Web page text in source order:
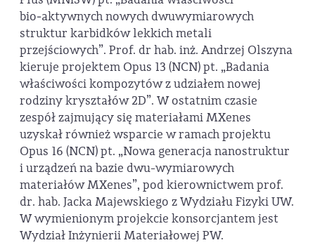
bio‑aktywnych nowych dwuwymiarowych
struktur karbidków lekkich metali
przejściowych”. Prof. dr hab. inż. Andrzej Olszyna
kieruje projektem Opus 13 (NCN) pt. „Badania
właściwości kompozytów z udziałem nowej
rodziny kryształów 2D”. W ostatnim czasie
zespół zajmujący się materiałami MXenes
uzyskał również wsparcie w ramach projektu
Opus 16 (NCN) pt. „Nowa generacja nanostruktur
i urządzeń na bazie dwu-wymiarowych
materiałów MXenes”, pod kierownictwem prof.
dr. hab. Jacka Majewskiego z Wydziału Fizyki UW.
W wymienionym projekcie konsorcjantem jest
Wydział Inżynierii Materiałowej PW.